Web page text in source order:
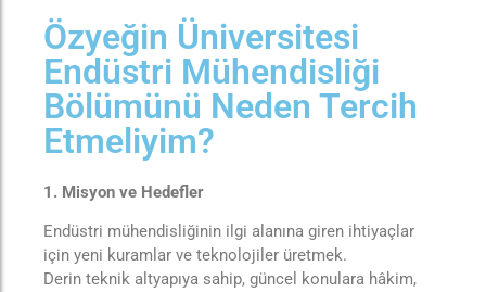
Özyeğin Üniversitesi
Endüstri Mühendisliği
Bölümünü Neden Tercih
Etmeliyim?
1. Misyon ve Hedefler
Endüstri mühendisliğinin ilgi alanına giren ihtiyaçlar
için yeni kuramlar ve teknolojiler üretmek.
Derin teknik altyapıya sahip, güncel konulara hâkim,